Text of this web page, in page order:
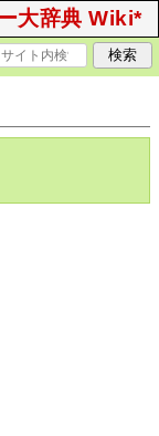
大辞典 Wiki*